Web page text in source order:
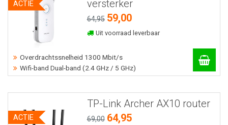
versterker
64,95 59,00
Uit voorraad leverbaar
ACTIE
Overdrachtssnelheid 1300 Mbit/s
Wifi-band Dual-band (2.4 GHz / 5 GHz)
TP-Link Archer AX10 router
69,00 64,95
ACTIE